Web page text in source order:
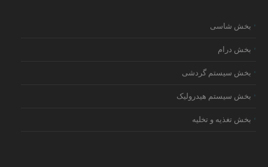
بخش شاسی
بخش درام
بخش سیستم گردشی
بخش سیستم هیدرولیک
بخش تغذیه و تخلیه